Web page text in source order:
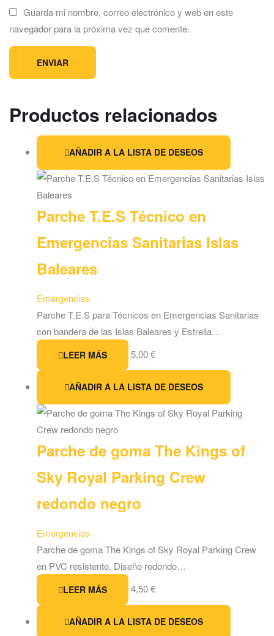
Guarda mi nombre, correo electrónico y web en este
navegador para la próxima vez que comente.
Productos relacionados
AÑADIR A LA LISTA DE DESEOS
Parche T.E.S Técnico en
Emergencias Sanitarias Islas
Baleares
Emergencias
Parche T.E.S para Técnicos en Emergencias Sanitarias
con bandera de las Islas Baleares y Estrella…
LEER MÁS 5,00€
AÑADIR A LA LISTA DE DESEOS
Parche de goma The Kings of
Sky Royal Parking Crew
redondo negro
Emergencias
Parche de goma The Kings of Sky Royal Parking Crew
en PVC resistente. Diseño redondo…
LEER MÁS 4,50€
AÑADIR A LA LISTA DE DESEOS